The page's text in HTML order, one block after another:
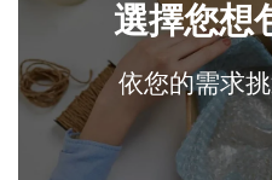
選擇您想
依您的需求